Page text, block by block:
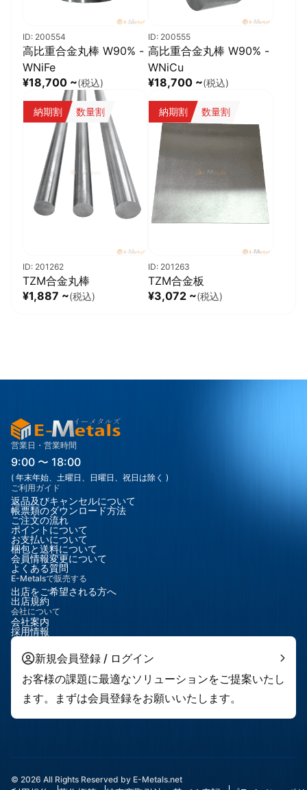
ID: 200554
高比重合金丸棒 W90% -
WNiFe
¥18,700 ~(税込)
ID: 200555
高比重合金丸棒 W90% -
WNiCu
¥18,700 ~(税込)
納期割 数量割
ID: 201262
TZM合金丸棒
¥1,887 ~(税込)
納期割 数量割
ID: 201263
TZM合金板
¥3,072 ~(税込)
営業日・営業時間
9:00 〜 18:00
( 年末年始、土曜日、日曜日、祝日は除く )
ご利用ガイド
返品及びキャンセルについて
帳票類のダウンロード方法
ご注文の流れ
ポイントについて
お支払いについて
梱包と送料について
会員情報変更について
よくある質問
E-Metalsで販売する
出店をご希望される方へ
出店規約
会社について
会社案内
採用情報
新規会員登録 / ログイン
お客様の課題に最適なソリューションをご提案いたし
ます。まずは会員登録をお願いいたします。
© 2026 All Rights Reserved by E-Metals.net